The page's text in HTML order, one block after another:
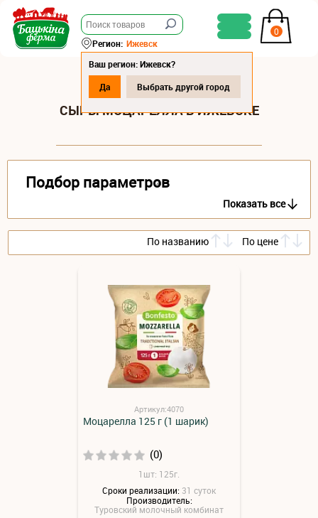
0
Регион: Ижевск
Ваш регион: Ижевск?
Да
Выбрать другой город
СЫРЫ МОЦАРЕЛЛА В ИЖЕВСКЕ
Подбор параметров
Показать все
По названию По цене
Артикул:4070
Моцарелла 125 г (1 шарик)
(0)
1шт: 125г.
Сроки реализации: 31 суток
Производитель:
Туровский молочный комбинат